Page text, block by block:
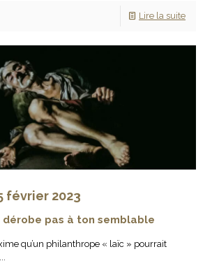
Lire la suite
février 2023
dérobe pas à ton semblable
qu’un philanthrope « laïc » pourrait